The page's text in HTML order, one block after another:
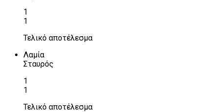
1
1
Τελικό αποτέλεσμα
Λαμία
Σταυρός
1
1
Τελικό αποτέλεσμα